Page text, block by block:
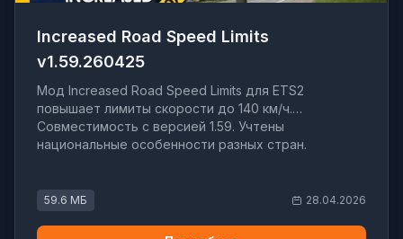
Increased Road Speed Limits
v1.59.260425
Мод Increased Road Speed Limits для ETS2
повышает лимиты скорости до 140 км/ч.
Совместимость с версией 1.59. Учтены
национальные особенности разных стран.
59.6 МБ 28.04.2026